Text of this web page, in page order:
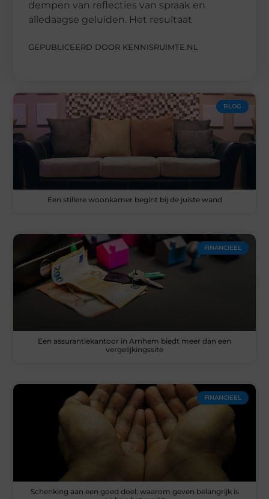
dempen van reflecties van spraak en
alledaagse geluiden. Het resultaat
GEPUBLICEERD DOOR KENNISRUIMTE.NL
BLOG
Een stillere woonkamer begint bij de juiste wand
FINANCIEEL
Een assurantiekantoor in Arnhem biedt meer dan een
vergelijkingssite
FINANCIEEL
Schenking aan een goed doel: waarom geven belangrijk is